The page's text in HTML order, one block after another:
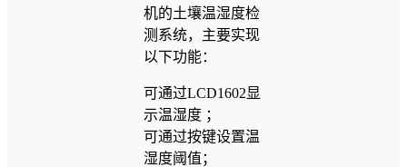
机的土壤温湿度检
测系统，主要实现
以下功能：
可通过LCD1602显
示温湿度 ；
可通过按键设置温
湿度阈值；